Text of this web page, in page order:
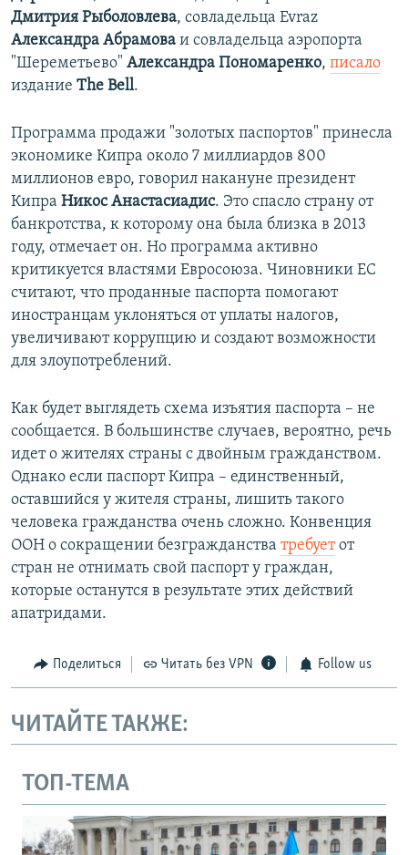
Дмитрия Рыболовлева, совладельца Evraz
Александра Абрамова и совладельца аэропорта
"Шереметьево" Александра Пономаренко, писало
издание The Bell.
Программа продажи "золотых паспортов" принесла
экономике Кипра около 7 миллиардов 800
миллионов евро, говорил накануне президент
Кипра Никос Анастасиадис. Это спасло страну от
банкротства, к которому она была близка в 2013
году, отмечает он. Но программа активно
критикуется властями Евросоюза. Чиновники ЕС
считают, что проданные паспорта помогают
иностранцам уклоняться от уплаты налогов,
увеличивают коррупцию и создают возможности
для злоупотреблений.
Как будет выглядеть схема изъятия паспорта – не
сообщается. В большинстве случаев, вероятно, речь
идет о жителях страны с двойным гражданством.
Однако если паспорт Кипра – единственный,
оставшийся у жителя страны, лишить такого
человека гражданства очень сложно. Конвенция
ООН о сокращении безгражданства требуетот
стран не отнимать свой паспорт у граждан,
которые останутся в результате этих действий
апатридами.
Поделиться Читать без VPN Follow us
ЧИТАЙТЕ ТАКЖЕ:
ТОП-ТЕМА